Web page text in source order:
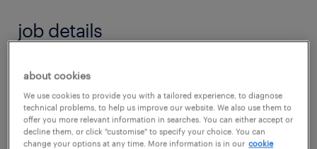
job details
Cégleírás / Organisation/Department
Csatlakozz a hazai autóipari szektor
legvonzóbb munkáltatójához, a kecskeméti
Mercedes-Benz Manufacturing Hungary Kft.-
about cookies
We use cookies to provide you with a tailored experience, to diagnose
technical problems, to help us improve our website. We also use them to
offer you more relevant information in searches. You can either accept or
decline them, or click "customise" to specify your choice. You can
change your options at any time. More information is in our cookie